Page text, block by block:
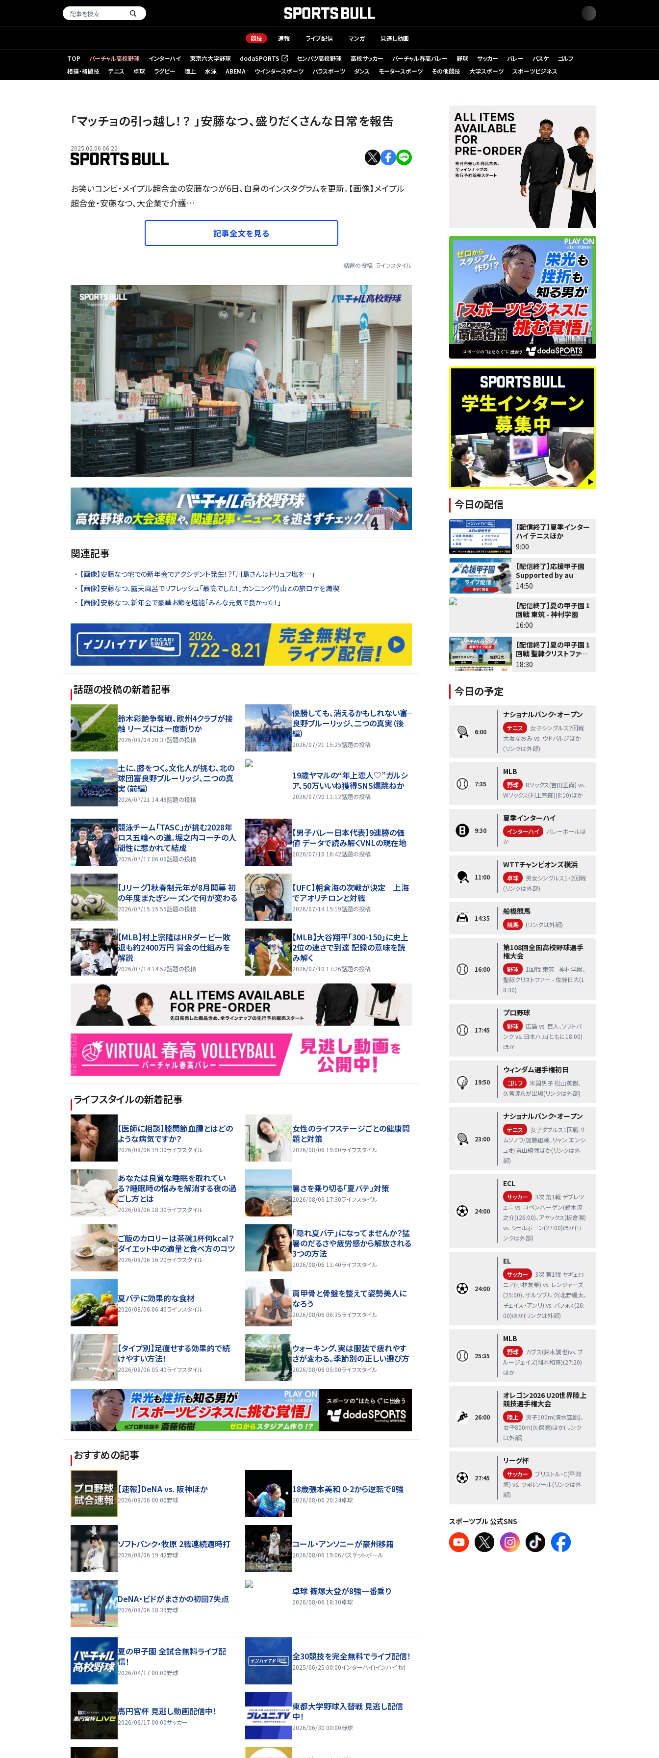
競技 速報 ライブ配信 マンガ 見逃し動画
TOP バーチャル高校野球 インターハイ 東京六大学野球 dodaSPORTS
（新しいタブで開く） センバツ高校野球 高校サッカー バーチャル春高バレー 野球 サッカー バレー バスケ
ゴルフ
相撲・格闘技
テニス 卓球 ラグビー 陸上 水泳 ABEMA ウインタースポーツ パラスポーツ ダンス モータースポーツ その他競技 大学スポーツ スポーツビジネス
「マッチョの引っ越し！？ 」安藤なつ、盛りだくさんな日常を報告
2025.02.06 06:20
お笑いコンビ・メイプル超合金の安藤なつが6日、自身のインスタグラムを更新。【画像】メイプル
超合金・安藤なつ、大企業で介護…
記事全文を見る
話題の投稿 ライフスタイル
関連記事
【画像】安藤なつ宅での新年会でアクシデント発生！？「川島さんはトリュフ塩を…」
【画像】安藤なつ、露天風呂でリフレッシュ「最高でした！」カンニング竹山との旅ロケを満喫
【画像】安藤なつ、新年会で豪華お節を堪能「みんな元気で良かった！」
話題の投稿の新着記事
鈴木彩艶争奪戦、欧州4クラブが接
触 リーズには一度断りか
2026/08/04 20:37話題の投稿
優勝しても、消えるかもしれない――富
良野ブルーリッジ、二つの真実（後
編）
2026/07/21 15:25話題の投稿
土に、膝をつく。文化人が挑む、北の
球団――富良野ブルーリッジ、二つの真
実（前編）
2026/07/21 14:48話題の投稿
19歳ヤマルの“年上恋人♡”ガルシ
ア、50万いいね獲得SNS爆跳ねか
2026/07/20 11:12話題の投稿
競泳チーム「TASC」が挑む2028年
ロス五輪への道。堀之内コーチの人
間性に惹かれて結成
2026/07/17 06:06話題の投稿
【男子バレー日本代表】9連勝の価
値 データで読み解くVNLの現在地
2026/07/16 16:42話題の投稿
【Jリーグ】秋春制元年が8月開幕 初
の年度またぎシーズンで何が変わる
2026/07/15 15:55話題の投稿
【UFC】朝倉海の次戦が決定 上海
でアオリチロンと対戦
2026/07/14 15:19話題の投稿
【MLB】村上宗隆はHRダービー敗
退も約2400万円 賞金の仕組みを
解説
2026/07/14 14:52話題の投稿
【MLB】大谷翔平「300-150」に史上
2位の速さで到達 記録の意味を読
み解く
2026/07/10 17:26話題の投稿
ライフスタイルの新着記事
【医師に相談】膝関節血腫とはどの
ような病気ですか？
2026/08/06 19:30ライフスタイル
女性のライフステージごとの健康問
題と対策
2026/08/06 19:00ライフスタイル
あなたは良質な睡眠を取れてい
る？睡眠時の悩みを解消する夜の過
ごし方とは
2026/08/06 18:30ライフスタイル
暑さを乗り切る「夏バテ」対策
2026/08/06 17:30ライフスタイル
ご飯のカロリーは茶碗1杯何kcal？
ダイエット中の適量と食べ方のコツ
2026/08/06 16:20ライフスタイル
「隠れ夏バテ」になってませんか？猛
暑のだるさや疲労感から解放される
3つの方法
2026/08/06 11:40ライフスタイル
夏バテに効果的な食材
2026/08/06 06:40ライフスタイル
肩甲骨と骨盤を整えて姿勢美人に
なろう
2026/08/06 06:35ライフスタイル
【タイプ別】足痩せする効果的で続
けやすい方法！
2026/08/06 05:40ライフスタイル
ウォーキング、実は服装で疲れやす
さが変わる。季節別の正しい選び方
2026/08/06 05:00ライフスタイル
おすすめの記事
【速報】DeNA vs. 阪神ほか
2026/08/06 00:00野球
18歳張本美和 0-2から逆転で8強
2026/08/06 20:24卓球
ソフトバンク・牧原 2戦連続適時打
2026/08/06 19:42野球
コール・アンソニーが豪州移籍
2026/08/06 19:06バスケットボール
DeNA・ビドがまさかの初回7失点
2026/08/06 18:39野球
卓球 篠塚大登が8強一番乗り
2026/08/06 18:30卓球
夏の甲子園 全試合無料ライブ配
信！
2026/04/17 00:00野球
全30競技を完全無料でライブ配信！
2025/06/25 00:00インターハイ(インハイ.tv)
高円宮杯 見逃し動画配信中！
2026/06/17 00:00サッカー
東都大学野球入替戦 見逃し配信
中！
2026/06/30 00:00野球
今日の配信
【配信終了】夏季インター
ハイ テニスほか
9:00
【配信終了】応援甲子園
Supported by au
14:50
【配信終了】夏の甲子園 1
回戦 東筑 - 神村学園
16:00
【配信終了】夏の甲子園 1
回戦 聖隷クリストファー -
佐野日大
18:30
今日の予定
6:00
ナショナルバンク・オープン
テニス
女子シングルス2回戦
大坂なおみ vs. ウドバルジほか
(リンクは外部)
7:35
MLB
野球
Rソックス(吉田正尚) vs.
Wソックス(村上宗隆)(8:10)ほか
9:30
夏季インターハイ
インターハイ
バレーボールほ
か
11:00
WTTチャンピオンズ横浜
卓球
男女シングルス1・2回戦
(リンクは外部)
14:35
船橋競馬
競馬 (リンクは外部)
16:00
第108回全国高校野球選手
権大会
野球
1回戦 東筑 - 神村学園、
聖隷クリストファー - 佐野日大(1
8:30)
17:45
プロ野球
野球
広島 vs. 巨人、ソフトバ
ンク vs. 日本ハム(ともに18:00)
ほか
19:50
ウィンダム選手権初日
ゴルフ
米国男子 松山英樹、
久常涼らが出場(リンクは外部)
23:00
ナショナルバンク・オープン
テニス
女子ダブルス1回戦 サ
ムソノワ/加藤組戦、リャン エンシ
ュオ/青山組戦ほか(リンクは外
部)
24:00
ECL
サッカー
3次 第1戦 デブレツ
ェニ vs. コペンハーゲン(鈴木淳
之介)(26:00)、アヤックス(板倉滉)
vs. シェルボーン(27:00)ほか(リ
ンクは外部)
24:00
EL
サッカー
3次 第1戦 ヤギェロ
ニア(小林友希) vs. レンジャーズ
(25:00)、ザルツブルク(北野颯太、
チェイス・アンリ) vs. パフォス(26:
00)ほか(リンクは外部)
25:35
MLB
野球
カブス(鈴木誠也)vs. ブ
ルージェイズ(岡本和真)(27:20)
ほか
26:00
オレゴン2026 U20世界陸上
競技選手権大会
陸上
男子100m(清水空跳)、
女子800m(久保凛)ほか(リンク
は外部)
27:45
リーグ杯
サッカー
ブリストル・C(平河
悠) vs. ウォルソール(リンクは外
部)
スポーツブル 公式SNS